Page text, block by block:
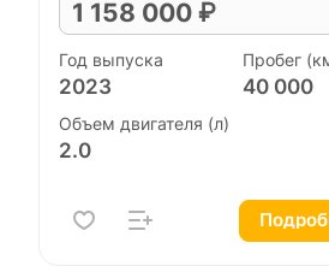
1 158 000 ₽
Год выпуска
2023
Пробег
40 000
Объем двигателя (л)
2.0